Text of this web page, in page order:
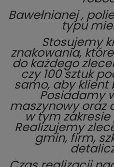
Bawełnianej ,
typu
Stosujemy
znakowania,
do każdego
czy 100 sztuk
samo, aby klient
Posiadamy
maszynowy oraz
w tym
Realizujemy
gmin, firm,